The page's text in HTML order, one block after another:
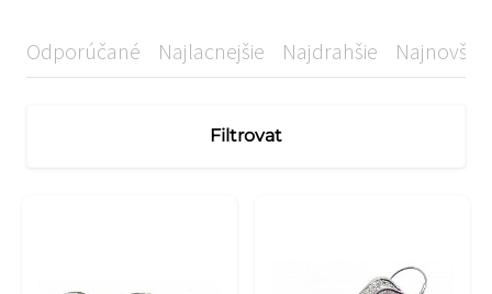
Odporúčané Najlacnejšie Najdrahšie Najnovšie
Filtrovat